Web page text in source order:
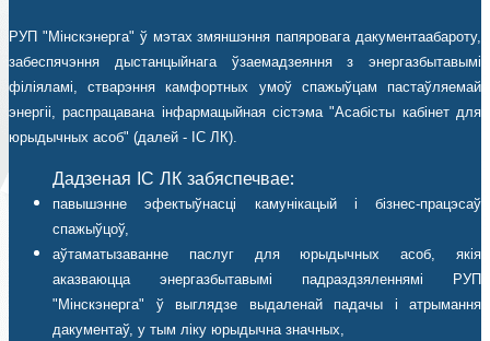
РУП "Мінскэнерга" ў мэтах змяншэння папяровага дакументаабароту,
забеспячэння дыстанцыйнага ўзаемадзеяння з энергазбытавымі
філіяламі, стварэння камфортных умоў спажыўцам пастаўляемай
энергіі, распрацавана інфармацыйная сістэма "Асабісты кабінет для
юрыдычных асоб" (далей - ІС ЛК).
Дадзеная ІС ЛК забяспечвае:
павышэнне эфектыўнасці камунікацый і бізнес-працэсаў
спажыўцоў,
аўтаматызаванне паслуг для юрыдычных асоб, якія
аказваюцца энергазбытавымі падраздзяленнямі РУП
"Мінскэнерга" ў выглядзе выдаленай падачы і атрымання
дакументаў, у тым ліку юрыдычна значных,